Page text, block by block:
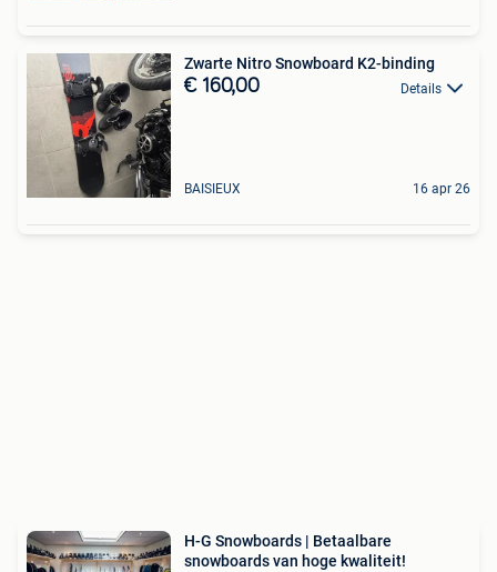
Zwarte Nitro Snowboard K2-binding
€ 160,00 Details
BAISIEUX 16 apr 26
H-G Snowboards | Betaalbare
snowboards van hoge kwaliteit!